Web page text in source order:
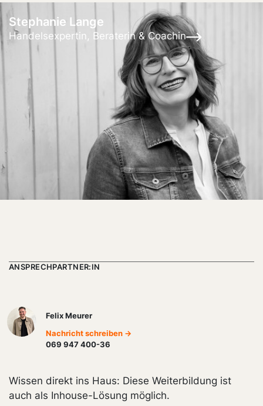
Stephanie Lange
Handelsexpertin, Beraterin & Coachin
ANSPRECHPARTNER:IN
Felix Meurer
Nachricht schreiben →
069 947 400-36
Wissen direkt ins Haus: Diese Weiterbildung ist
auch als Inhouse-Lösung möglich.